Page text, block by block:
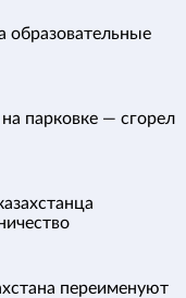
образовательные
парковке — сгорел
переименуют